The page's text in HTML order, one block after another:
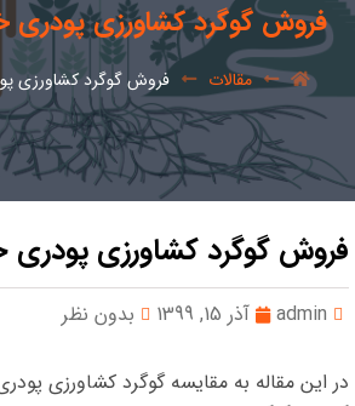
فروش گوگرد کشاورزی پودری
مقالات فروش گوگرد کشاورزی
فروش گوگرد کشاورزی پودری
admin آذر 15, 1399 بدون نظر
در این مقاله به مقایسه گوگرد کشاورزی